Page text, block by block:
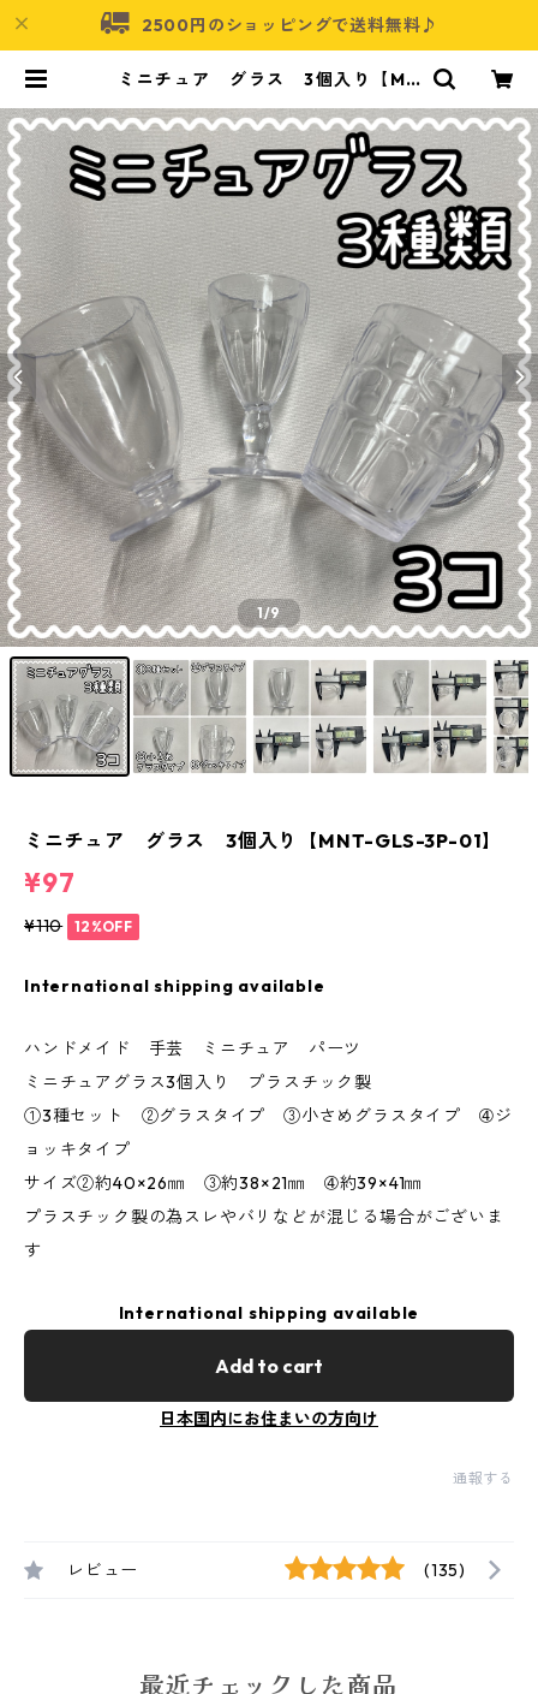
2500円のショッピングで送料無料♪
ミニチュア グラス 3個入り【MN
ーツショップ・可愛いハンドメイド
パーツ通販 | ネムネコ
1/9
ミニチュア グラス 3個入り【MNT-GLS-3P-01】
¥97
¥110 12%OFF
International shipping available
ハンドメイド 手芸 ミニチュア パーツ
ミニチュアグラス3個入り プラスチック製
①3種セット ②グラスタイプ ③小さめグラスタイプ ➃ジ
ョッキタイプ
サイズ②約40×26㎜ ③約38×21㎜ ➃約39×41㎜
プラスチック製の為スレやバリなどが混じる場合がございま
す
International shipping available
Add to cart
日本国内にお住まいの方向け
通報する
レビュー (135)
最近チェックした商品